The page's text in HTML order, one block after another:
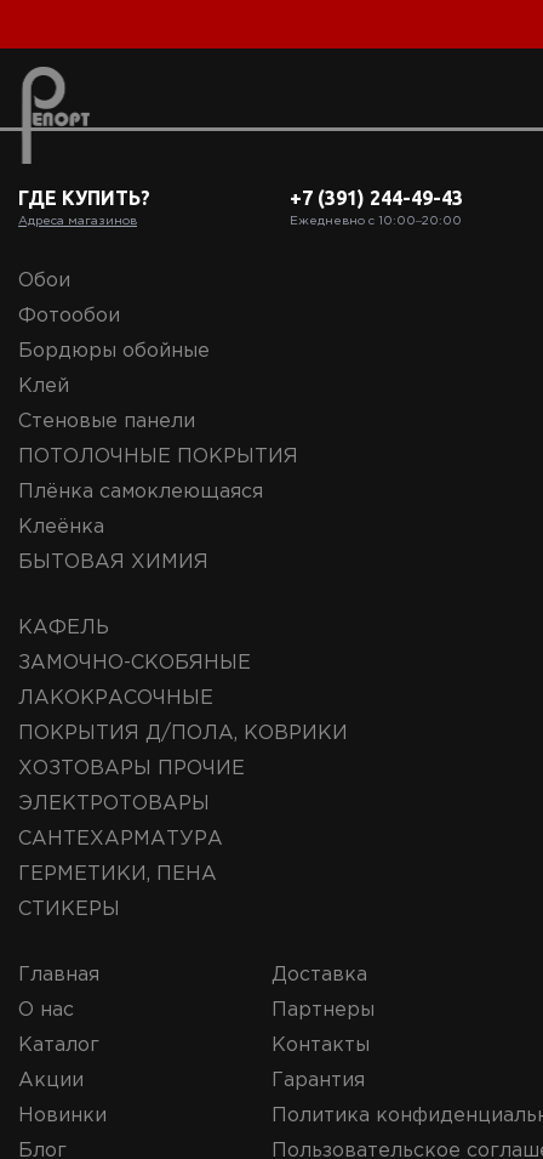
ГДЕ КУПИТЬ?
Адреса магазинов
+7 (391) 244-49-43
Ежедневно с 10:00‒20:00
Обои
Фотообои
Бордюры обойные
Клей
Стеновые панели
ПОТОЛОЧНЫЕ ПОКРЫТИЯ
Плёнка самоклеющаяся
Клеёнка
БЫТОВАЯ ХИМИЯ
КАФЕЛЬ
ЗАМОЧНО-СКОБЯНЫЕ
ЛАКОКРАСОЧНЫЕ
ПОКРЫТИЯ Д/ПОЛА, КОВРИКИ
ХОЗТОВАРЫ ПРОЧИЕ
ЭЛЕКТРОТОВАРЫ
САНТЕХАРМАТУРА
ГЕРМЕТИКИ, ПЕНА
СТИКЕРЫ
Главная
О нас
Каталог
Акции
Новинки
Блог
Доставка
Партнеры
Контакты
Гарантия
Политика
Пользовательское